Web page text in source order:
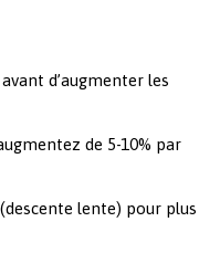
d’augmenter les
de 5-10% par
lente) pour plus